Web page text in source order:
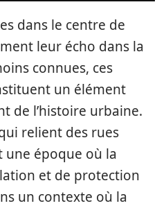
dans le centre de
leur écho dans la
connues, ces
un élément
de l’histoire urbaine.
relient des rues
une époque où la
et de protection
un contexte où la